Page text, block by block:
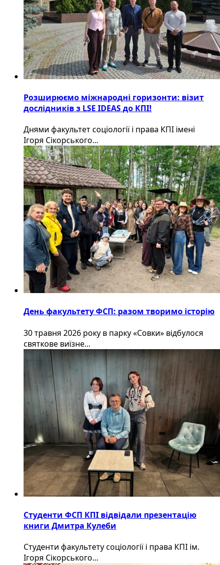
Розширюємо міжнародні горизонти: візит
дослідників з LSE IDEAS до КПІ!
Днями факультет соціології і права КПІ імені
Ігоря Сікорського...
День факультету ФСП: разом творимо історію
30 травня 2026 року в парку «Совки» відбулося
святкове виїзне...
Студенти ФСП КПІ відвідали презентацію
книги Дмитра Кулеби
Студенти факультету соціології і права КПІ ім.
Ігоря Сікорського...